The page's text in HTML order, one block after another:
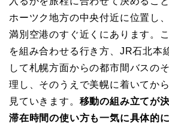
ホーツク地方の中央付近に位置し
満別空港のすぐ近くにあります。
を組み合わせる行き方、JR石北本
して札幌方面からの都市間バスの
理し、そのうえで美幌に着いてか
見ていきます。 移動の組み立てが
滞在時間の使い方も一気に具体的に